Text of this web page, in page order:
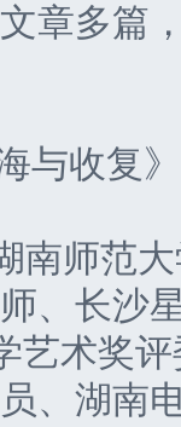
章多篇
收复》
师范大
、长沙
艺术奖
、湖南